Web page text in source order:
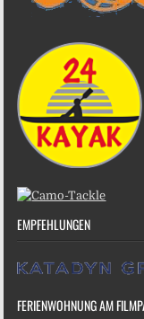
EMPFEHLUNGEN
FERIENWOHNUNG AM